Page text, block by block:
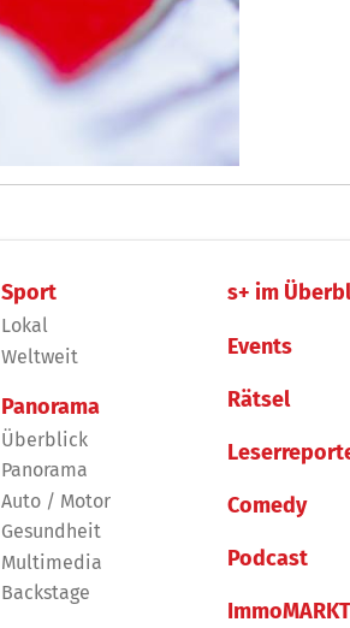
Sport
Lokal
Weltweit
Panorama
Überblick
Panorama
Auto / Motor
Gesundheit
Multimedia
Backstage
s+ im
Events
Rätsel
Comedy
Podcast
ImmoMARKT